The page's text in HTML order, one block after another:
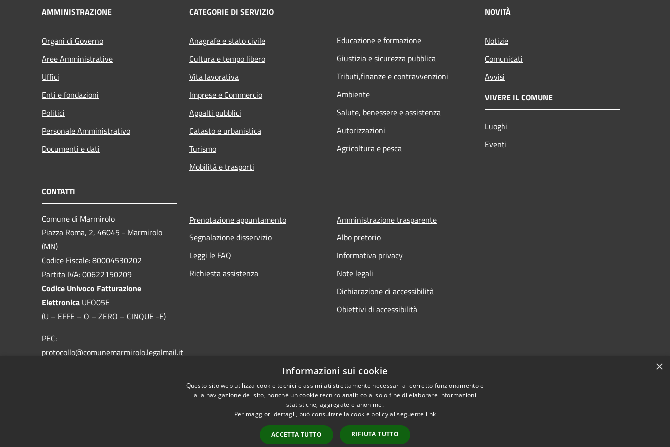
AMMINISTRAZIONE
Organi di Governo
Aree Amministrative
Uffici
Enti e fondazioni
Politici
Personale Amministrativo
Documenti e dati
CATEGORIE DI SERVIZIO
Anagrafe e stato civile
Cultura e tempo libero
Vita lavorativa
Imprese e Commercio
Appalti pubblici
Catasto e urbanistica
Turismo
Mobilità e trasporti
Educazione e formazione
Giustizia e sicurezza pubblica
Tributi,finanze e contravvenzioni
Ambiente
Salute, benessere e assistenza
Autorizzazioni
Agricoltura e pesca
NOVITÀ
Notizie
Comunicati
Avvisi
VIVERE IL COMUNE
Luoghi
Eventi
CONTATTI
Comune di Marmirolo
Piazza Roma, 2, 46045 - Marmirolo
(MN)
Codice Fiscale: 80004530202
Partita IVA: 00622150209
Codice Univoco Fatturazione
Elettronica UFO05E
(U – EFFE – O – ZERO – CINQUE -E)
PEC:
protocollo@comunemarmirolo.legalmail.it
Prenotazione appuntamento
Segnalazione disservizio
Leggi le FAQ
Richiesta assistenza
Amministrazione trasparente
Albo pretorio
Informativa privacy
Note legali
Dichiarazione di accessibilità
Obiettivi di accessibilità
×
Informazioni sui cookie
Questo sito web utilizza cookie tecnici e assimilati strettamente necessari al corretto funzionamento e
alla navigazione del sito, nonché un cookie tecnico analitico al solo fine di elaborare informazioni
statistiche, aggregate e anonime.
Per maggiori dettagli, può consultare la cookie policy al seguente link
ACCETTA TUTTO RIFIUTA TUTTO